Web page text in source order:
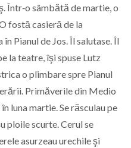
Într‑o sâmbătă de martie, o
fostă casieră de la
Pianul de Jos. Îl salutase. Îl
la teatre, îşi spuse Lutz
o plimbare spre Pianul
Primăverile din Medio
luna martie. Se răsculau pe
ploile scurte. Cerul se
asurzeau urechile şi